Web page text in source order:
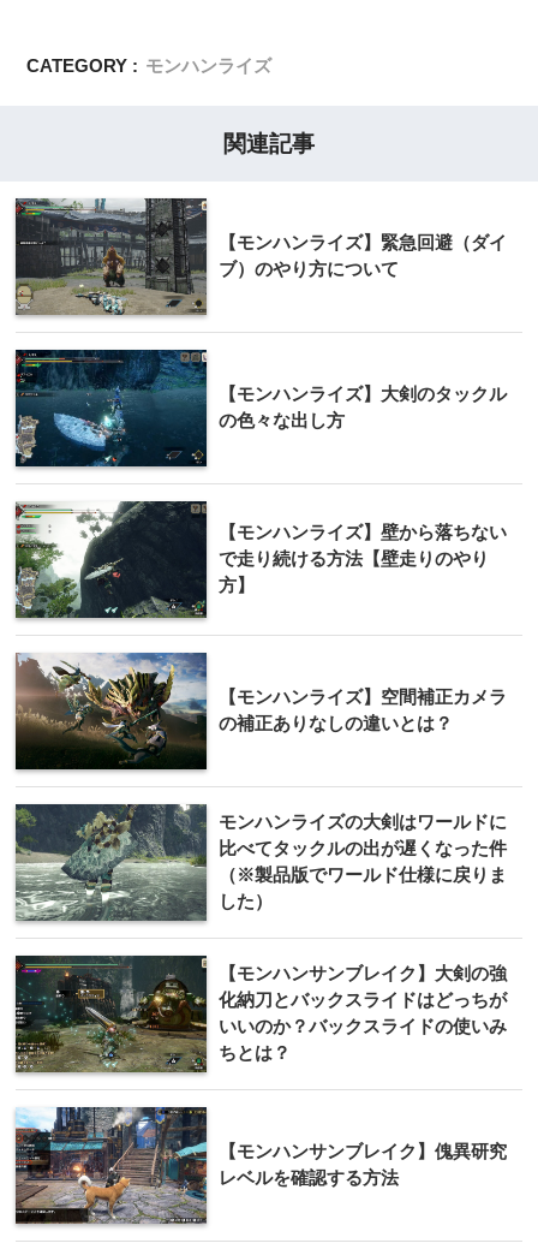
CATEGORY : モンハンライズ
関連記事
【モンハンライズ】緊急回避（ダイ
ブ）のやり方について
【モンハンライズ】大剣のタックル
の色々な出し方
【モンハンライズ】壁から落ちない
で走り続ける方法【壁走りのやり
方】
【モンハンライズ】空間補正カメラ
の補正ありなしの違いとは？
モンハンライズの大剣はワールドに
比べてタックルの出が遅くなった件
（※製品版でワールド仕様に戻りま
した）
【モンハンサンブレイク】大剣の強
化納刀とバックスライドはどっちが
いいのか？バックスライドの使いみ
ちとは？
【モンハンサンブレイク】傀異研究
レベルを確認する方法